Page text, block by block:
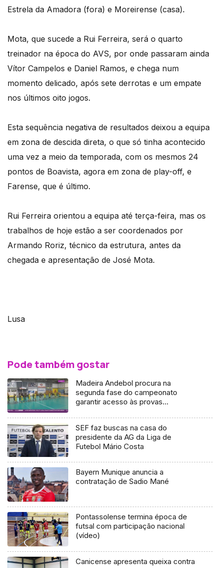
Estrela da Amadora (fora) e Moreirense (casa).
Mota, que sucede a Rui Ferreira, será o quarto
treinador na época do AVS, por onde passaram ainda
Vítor Campelos e Daniel Ramos, e chega num
momento delicado, após sete derrotas e um empate
nos últimos oito jogos.
Esta sequência negativa de resultados deixou a equipa
em zona de descida direta, o que só tinha acontecido
uma vez a meio da temporada, com os mesmos 24
pontos de Boavista, agora em zona de play-off, e
Farense, que é último.
Rui Ferreira orientou a equipa até terça-feira, mas os
trabalhos de hoje estão a ser coordenados por
Armando Roriz, técnico da estrutura, antes da
chegada e apresentação de José Mota.
Lusa
Pode também gostar
Madeira Andebol procura na
segunda fase do campeonato
garantir acesso às provas
SEF faz buscas na casa do
presidente da AG da Liga de
Futebol Mário Costa
Bayern Munique anuncia a
contratação de Sadio Mané
Pontassolense termina época de
futsal com participação nacional
(vídeo)
Canicense apresenta queixa contra